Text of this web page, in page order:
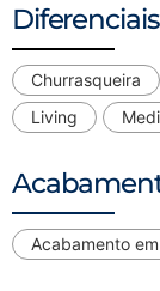
Diferenciais
Churrasqueira
Living
Acabamento